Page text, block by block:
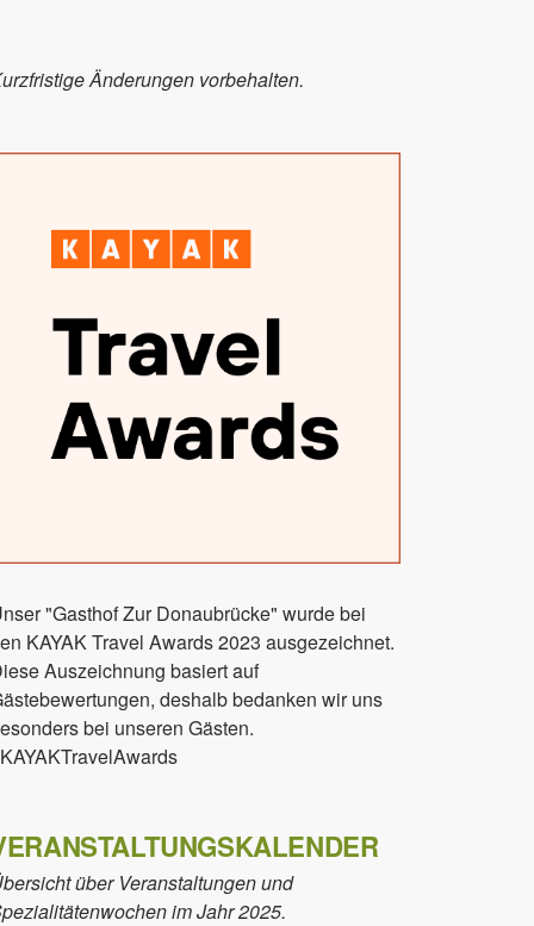
Änderungen vorbehalten.
"Gasthof Zur Donaubrücke" wurde bei
KAYAK Travel Awards 2023 ausgezeichnet.
Auszeichnung basiert auf
deshalb bedanken wir uns
bei unseren Gästen.
über Veranstaltungen und
im Jahr 2025.